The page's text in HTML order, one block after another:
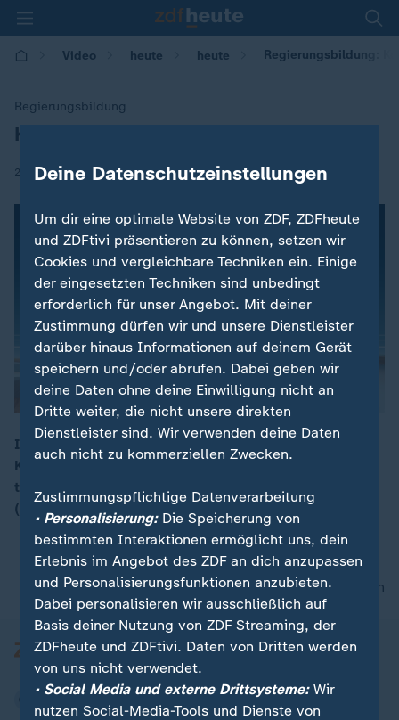
Video heute heute Regierungsbildung:
Regierungsbildung
:Koalitionsverhandlungen aufgenommen
26.01.2018 | 11:08
In Berlin haben Union und SPD ihre
Koalitionsverhandlungen aufgenommen. Zum Auftakt
trafen sich die Parteichefs Merkel (CDU), Seehofer
(CSU) und Schulz (SPD) in kleiner Runde.
nach oben
Deine Datenschutzeinstellungen
Um dir eine optimale Website von ZDF, ZDFheute
und ZDFtivi präsentieren zu können, setzen wir
Cookies und vergleichbare Techniken ein. Einige
der eingesetzten Techniken sind unbedingt
erforderlich für unser Angebot. Mit deiner
Zustimmung dürfen wir und unsere Dienstleister
darüber hinaus Informationen auf deinem Gerät
speichern und/oder abrufen. Dabei geben wir
deine Daten ohne deine Einwilligung nicht an
Dritte weiter, die nicht unsere direkten
Dienstleister sind. Wir verwenden deine Daten
auch nicht zu kommerziellen Zwecken.
Zustimmungspflichtige Datenverarbeitung
• Personalisierung:Die Speicherung von
bestimmten Interaktionen ermöglicht uns, dein
Erlebnis im Angebot des ZDF an dich anzupassen
und Personalisierungsfunktionen anzubieten.
Dabei personalisieren wir ausschließlich auf
Basis deiner Nutzung von ZDF Streaming, der
ZDFheute und ZDFtivi. Daten von Dritten werden
von uns nicht verwendet.
• Social Media und externe Drittsysteme:Wir
nutzen Social-Media-Tools und Dienste von